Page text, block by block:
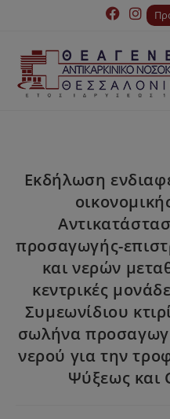
Εκδήλωση
προσαγωγής-
και νερών
κεντρικές
Συμεωνίδιου
σωλήνα
νερού για την
Ψύξεως και